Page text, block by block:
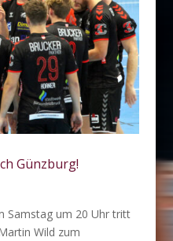
Günzburg!
Samstag um 20 Uhr tritt
Wild zum